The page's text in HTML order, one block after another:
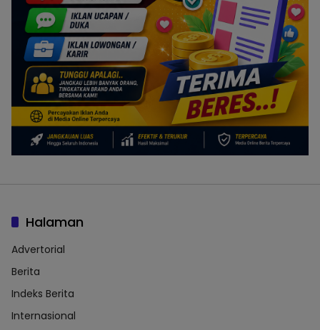
Halaman
Advertorial
Berita
Indeks Berita
Internasional